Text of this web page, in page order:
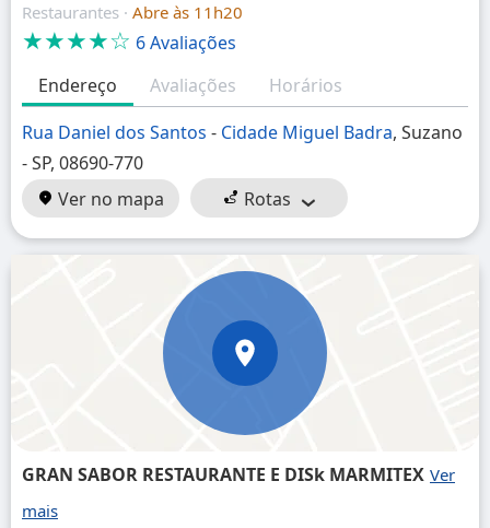
Restaurantes · Abre às 11h20
★★★★☆ 6 Avaliações
Endereço
Avaliações
Horários
Rua Daniel dos Santos - Cidade Miguel Badra, Suzano
- SP, 08690-770
Ver no mapa
Rotas
GRAN SABOR RESTAURANTE E DISk MARMITEX